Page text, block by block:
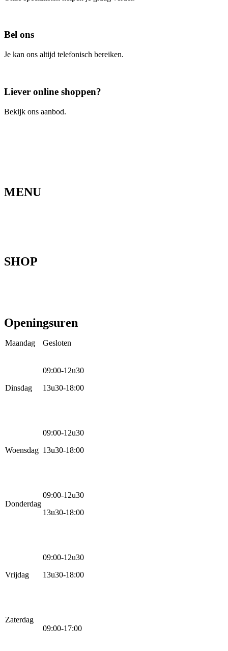
Bel ons
Je kan ons altijd telefonisch bereiken.
Liever online shoppen?
Bekijk ons aanbod.
MENU
SHOP
Openingsuren
Maandag Gesloten
Dinsdag
09:00-12u30
13u30-18:00
Woensdag
09:00-12u30
13u30-18:00
Donderdag
09:00-12u30
13u30-18:00
Vrijdag
09:00-12u30
13u30-18:00
Zaterdag
09:00-17:00